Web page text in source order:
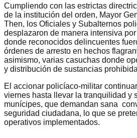
Cumpliendo con las estrictas
de la institución del orden, Mayor
Then, los Oficiales y Subalternos
desplazaron de manera intensiva
donde reconocidos delincuentes
órdenes de arresto en hechos
asimismo, varias casuchas donde
y distribución de sustancias
El accionar policíaco-militar
viernes hasta llevar la tranquilidad y
munícipes, que demandan sana
seguridad ciudadana, lo que se
operativos implementados.